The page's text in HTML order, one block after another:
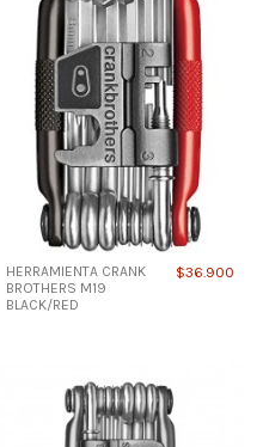
HERRAMIENTA CRANK
BROTHERS M19
BLACK/RED
$36.900